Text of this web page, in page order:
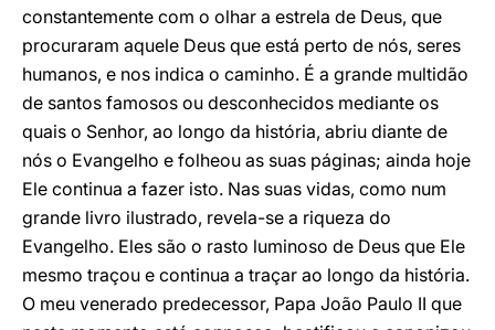
constantemente com o olhar a estrela de Deus, que
procuraram aquele Deus que está perto de nós, seres
humanos, e nos indica o caminho. É a grande multidão
de santos famosos ou desconhecidos mediante os
quais o Senhor, ao longo da história, abriu diante de
nós o Evangelho e folheou as suas páginas; ainda hoje
Ele continua a fazer isto. Nas suas vidas, como num
grande livro ilustrado, revela-se a riqueza do
Evangelho. Eles são o rasto luminoso de Deus que Ele
mesmo traçou e continua a traçar ao longo da história.
O meu venerado predecessor, Papa João Paulo II que